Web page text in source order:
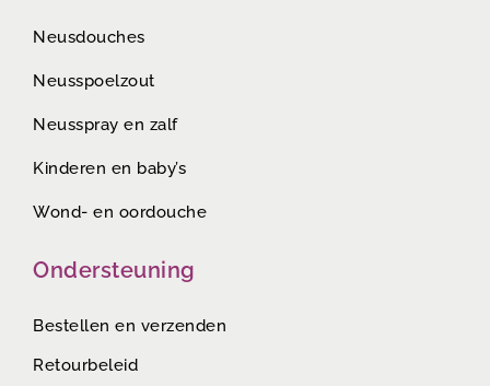
Neusdouches
Neusspoelzout
Neusspray en zalf
Kinderen en baby’s
Wond- en oordouche
Ondersteuning
Bestellen en verzenden
Retourbeleid